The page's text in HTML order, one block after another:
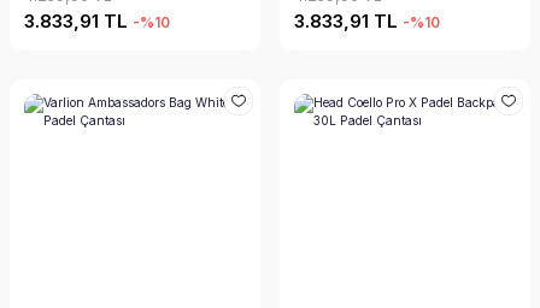
3.833,91 TL -%10 3.833,91 TL -%10